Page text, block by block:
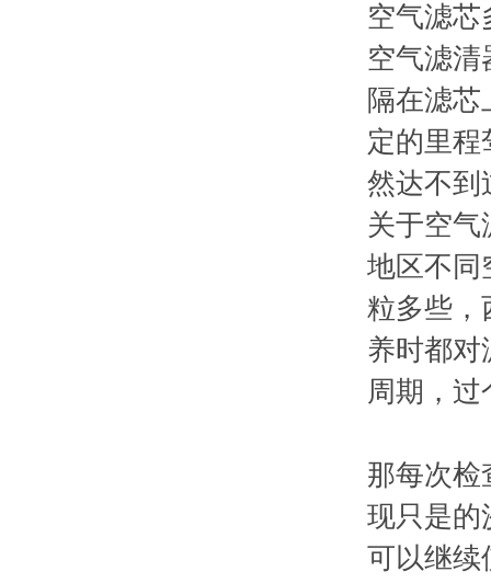
空气滤芯
空气滤清
隔在滤
定的里程
然达不到
关于空气
地区不同
粒多些，
养时都对
周期，
那每次检
现只是的
可以继续